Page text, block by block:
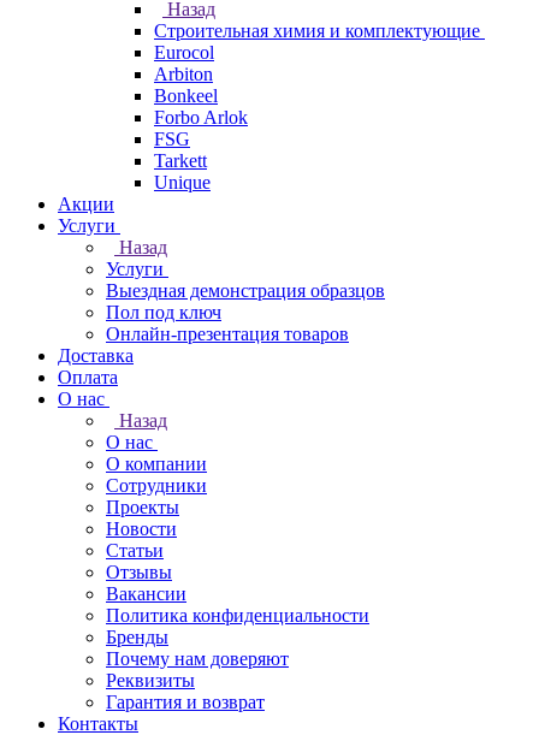
Назад
Строительная химия и комплектующие
Eurocol
Arbiton
Bonkeel
Forbo Arlok
FSG
Tarkett
Unique
Акции
Услуги
Назад
Услуги
Выездная демонстрация образцов
Пол под ключ
Онлайн-презентация товаров
Доставка
Оплата
О нас
Назад
О нас
О компании
Сотрудники
Проекты
Новости
Статьи
Отзывы
Вакансии
Политика конфиденциальности
Бренды
Почему нам доверяют
Реквизиты
Гарантия и возврат
Контакты